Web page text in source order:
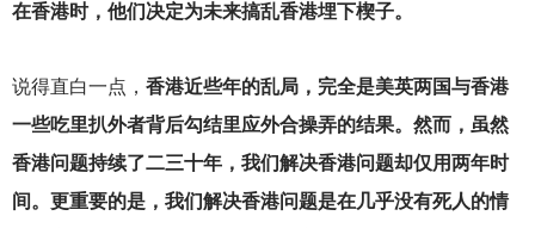
在香港时，他们决定为未来搞乱香港埋下楔子。
说得直白一点， 香港近些年的乱局，完全是美英两国与香港
一些吃里扒外者背后勾结里应外合操弄的结果。然而，虽然
香港问题持续了二三十年，我们解决香港问题却仅用两年时
间。更重要的是，我们解决香港问题是在几乎没有死人的情